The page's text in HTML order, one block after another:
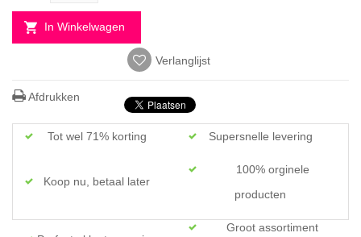
In Winkelwagen
Verlanglijst
Afdrukken
Tot wel 71% korting Supersnelle levering
Koop nu, betaal later
100% orginele
producten
Groot assortiment